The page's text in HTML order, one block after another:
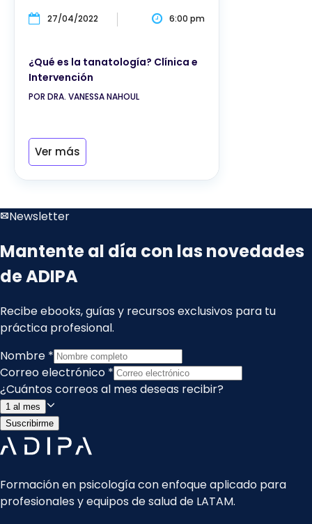
27/04/2022 6:00 pm
¿Qué es la tanatología? Clínica e
Intervención
POR DRA. VANESSA NAHOUL
Ver más